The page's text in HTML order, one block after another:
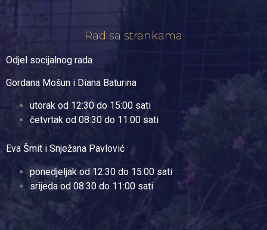
Rad sa strankama
Odjel socijalnog rada
Gordana Mošun i Diana Baturina
utorak od 12:30 do 15:00 sati
četvrtak od 08:30 do 11:00 sati
Eva Šmit i Snježana Pavlović
ponedjeljak od 12:30 do 15:00 sati
srijeda od 08:30 do 11:00 sati